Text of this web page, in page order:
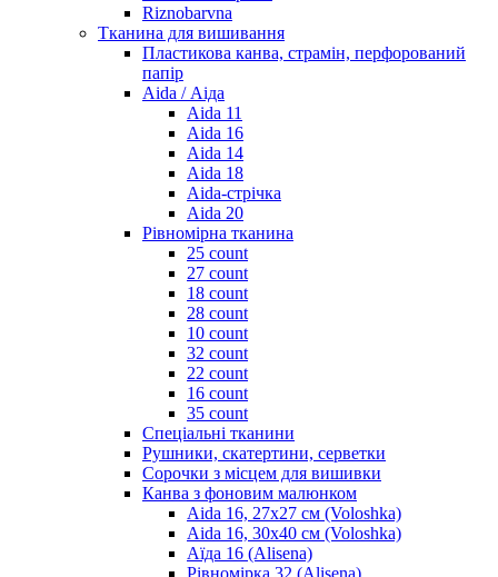
Riznobarvna
Тканина для вишивання
Пластикова канва, страмін, перфорований
папір
Aida / Аіда
Aida 11
Aida 16
Aida 14
Aida 18
Aida-стрічка
Aida 20
Рівномірна тканина
25 count
27 count
18 count
28 count
10 count
32 count
22 count
16 count
35 count
Спеціальні тканини
Рушники, скатертини, серветки
Сорочки з місцем для вишивки
Канва з фоновим малюнком
Aida 16, 27х27 см (Voloshka)
Aida 16, 30х40 см (Voloshka)
Аїда 16 (Alisena)
Рівномірка 32 (Alisena)